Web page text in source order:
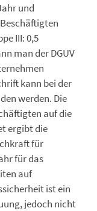
und
III: 0,5
man der DGUV
kann bei der
werden. Die
auf die
ergibt die
für
für das
auf
ist ein
jedoch nicht